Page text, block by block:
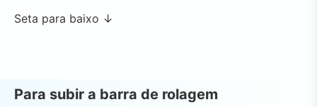
Seta para baixo ↓
Para subir a barra de rolagem